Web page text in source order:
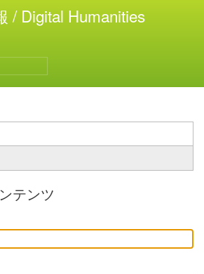
メ
イ
コ
テ
移
/ Digital Humanities
テンツ